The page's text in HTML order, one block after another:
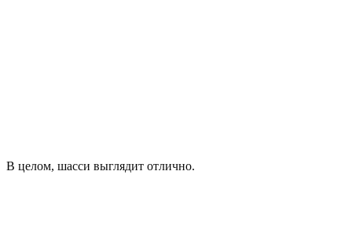
В целом, шасси выглядит отлично.